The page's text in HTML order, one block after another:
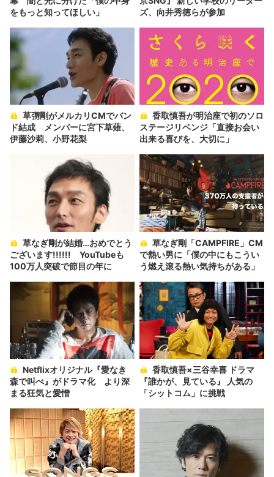
をもっと知ってほしい」
ズ、向井秀徳らが参加
ド結成 メンバーに宮下草薙、
伊藤沙莉、小野花梨
ステージリベンジ「直接お会い
出来る喜びを、大切に」
ございます!!!!!! YouTubeも
100万人突破で節目の年に
で熱い男に「僕の中にもこうい
う燃え滾る熱い気持ちがある」
森で叫べ』がドラマ化 より深
まる狂気と愛憎
『誰かが、見ている』 人気の
「シットコム」に挑戦